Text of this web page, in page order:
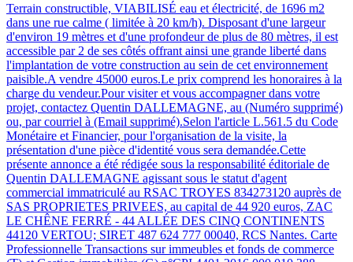
Terrain constructible, VIABILISÉ eau et électricité, de 1696 m2
dans une rue calme ( limitée à 20 km/h). Disposant d'une largeur
d'environ 19 mètres et d'une profondeur de plus de 80 mètres, il est
accessible par 2 de ses côtés offrant ainsi une grande liberté dans
l'implantation de votre construction au sein de cet environnement
paisible.A vendre 45000 euros.Le prix comprend les honoraires à la
charge du vendeur.Pour visiter et vous accompagner dans votre
projet, contactez Quentin DALLEMAGNE, au (Numéro supprimé)
ou, par courriel à (Email supprimé).Selon l'article L.561.5 du Code
Monétaire et Financier, pour l'organisation de la visite, la
présentation d'une pièce d'identité vous sera demandée.Cette
présente annonce a été rédigée sous la responsabilité éditoriale de
Quentin DALLEMAGNE agissant sous le statut d'agent
commercial immatriculé au RSAC TROYES 834273120 auprès de
SAS PROPRIETES PRIVEES, au capital de 44 920 euros, ZAC
LE CHÊNE FERRÉ - 44 ALLÉE DES CINQ CONTINENTS
44120 VERTOU; SIRET 487 624 777 00040, RCS Nantes. Carte
Professionnelle Transactions sur immeubles et fonds de commerce